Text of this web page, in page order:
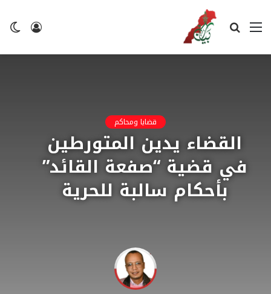
تسجيل
القائمة بحث
قضايا ومحاكم
القضاء يدين المتورطين
في قضية “صفعة القائد”
بأحكام سالبة للحرية